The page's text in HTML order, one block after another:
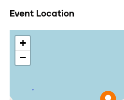
Event Location
+
−